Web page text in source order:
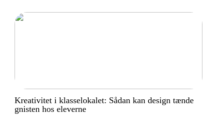
Kreativitet i klasselokalet: Sådan kan design tænde
gnisten hos eleverne